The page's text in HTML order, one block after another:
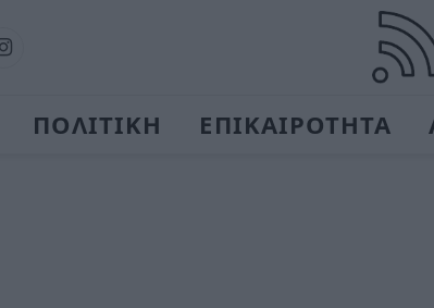
Instagram
ΠΟΛΙΤΙΚΗ ΕΠΙΚΑΙΡΟΤΗΤΑ